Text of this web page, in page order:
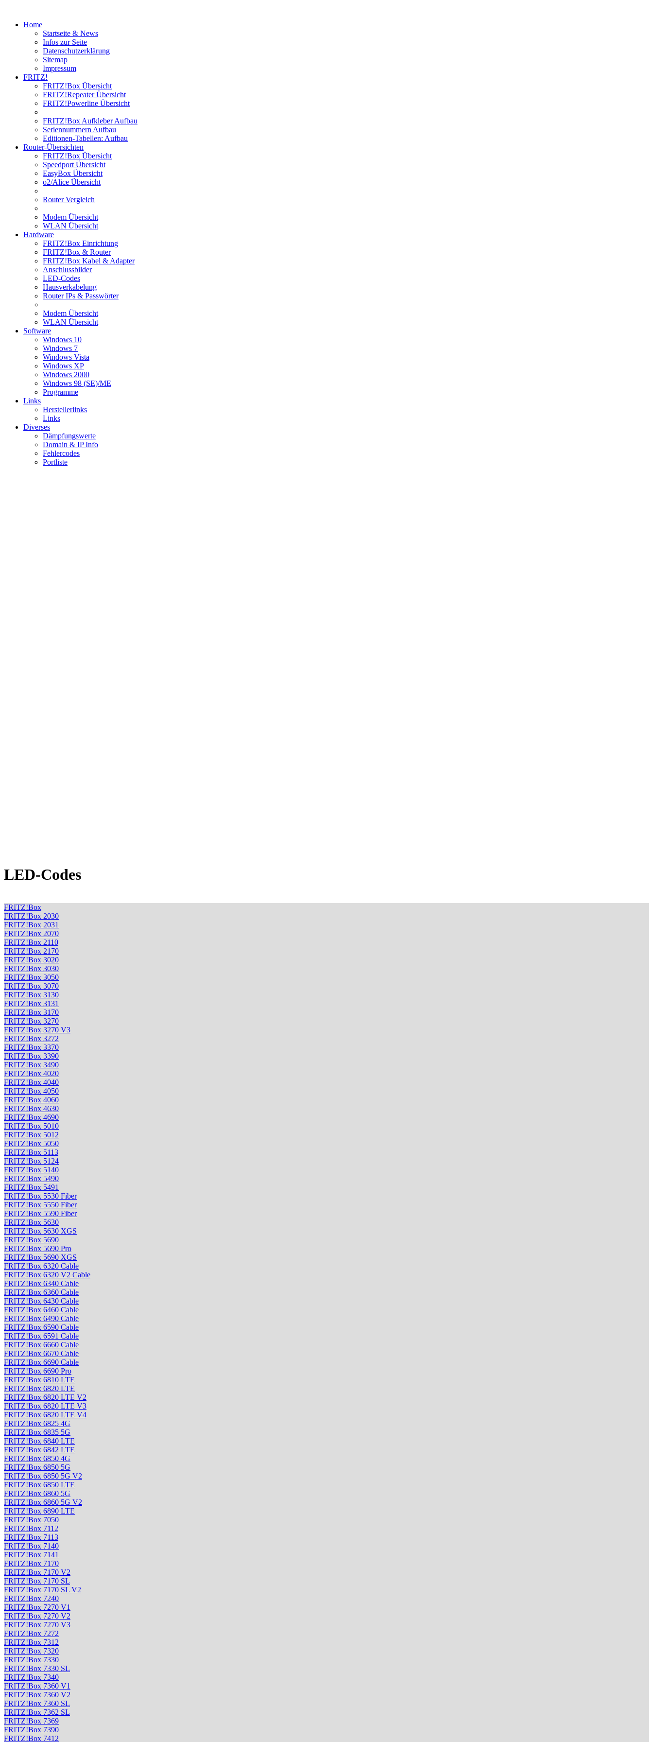
Home
Startseite & News
Infos zur Seite
Datenschutzerklärung
Sitemap
Impressum
FRITZ!
FRITZ!Box Übersicht
FRITZ!Repeater Übersicht
FRITZ!Powerline Übersicht
FRITZ!Box Aufkleber Aufbau
Seriennummern Aufbau
Editionen-Tabellen: Aufbau
Router-Übersichten
FRITZ!Box Übersicht
Speedport Übersicht
EasyBox Übersicht
o2/Alice Übersicht
Router Vergleich
Modem Übersicht
WLAN Übersicht
Hardware
FRITZ!Box Einrichtung
FRITZ!Box & Router
FRITZ!Box Kabel & Adapter
Anschlussbilder
LED-Codes
Hausverkabelung
Router IPs & Passwörter
Modem Übersicht
WLAN Übersicht
Software
Windows 10
Windows 7
Windows Vista
Windows XP
Windows 2000
Windows 98 (SE)/ME
Programme
Links
Herstellerlinks
Links
Diverses
Dämpfungswerte
Domain & IP Info
Fehlercodes
Portliste
LED-Codes
FRITZ!Box
FRITZ!Box 2030
FRITZ!Box 2031
FRITZ!Box 2070
FRITZ!Box 2110
FRITZ!Box 2170
FRITZ!Box 3020
FRITZ!Box 3030
FRITZ!Box 3050
FRITZ!Box 3070
FRITZ!Box 3130
FRITZ!Box 3131
FRITZ!Box 3170
FRITZ!Box 3270
FRITZ!Box 3270 V3
FRITZ!Box 3272
FRITZ!Box 3370
FRITZ!Box 3390
FRITZ!Box 3490
FRITZ!Box 4020
FRITZ!Box 4040
FRITZ!Box 4050
FRITZ!Box 4060
FRITZ!Box 4630
FRITZ!Box 4690
FRITZ!Box 5010
FRITZ!Box 5012
FRITZ!Box 5050
FRITZ!Box 5113
FRITZ!Box 5124
FRITZ!Box 5140
FRITZ!Box 5490
FRITZ!Box 5491
FRITZ!Box 5530 Fiber
FRITZ!Box 5550 Fiber
FRITZ!Box 5590 Fiber
FRITZ!Box 5630
FRITZ!Box 5630 XGS
FRITZ!Box 5690
FRITZ!Box 5690 Pro
FRITZ!Box 5690 XGS
FRITZ!Box 6320 Cable
FRITZ!Box 6320 V2 Cable
FRITZ!Box 6340 Cable
FRITZ!Box 6360 Cable
FRITZ!Box 6430 Cable
FRITZ!Box 6460 Cable
FRITZ!Box 6490 Cable
FRITZ!Box 6590 Cable
FRITZ!Box 6591 Cable
FRITZ!Box 6660 Cable
FRITZ!Box 6670 Cable
FRITZ!Box 6690 Cable
FRITZ!Box 6690 Pro
FRITZ!Box 6810 LTE
FRITZ!Box 6820 LTE
FRITZ!Box 6820 LTE V2
FRITZ!Box 6820 LTE V3
FRITZ!Box 6820 LTE V4
FRITZ!Box 6825 4G
FRITZ!Box 6835 5G
FRITZ!Box 6840 LTE
FRITZ!Box 6842 LTE
FRITZ!Box 6850 4G
FRITZ!Box 6850 5G
FRITZ!Box 6850 5G V2
FRITZ!Box 6850 LTE
FRITZ!Box 6860 5G
FRITZ!Box 6860 5G V2
FRITZ!Box 6890 LTE
FRITZ!Box 7050
FRITZ!Box 7112
FRITZ!Box 7113
FRITZ!Box 7140
FRITZ!Box 7141
FRITZ!Box 7170
FRITZ!Box 7170 V2
FRITZ!Box 7170 SL
FRITZ!Box 7170 SL V2
FRITZ!Box 7240
FRITZ!Box 7270 V1
FRITZ!Box 7270 V2
FRITZ!Box 7270 V3
FRITZ!Box 7272
FRITZ!Box 7312
FRITZ!Box 7320
FRITZ!Box 7330
FRITZ!Box 7330 SL
FRITZ!Box 7340
FRITZ!Box 7360 V1
FRITZ!Box 7360 V2
FRITZ!Box 7360 SL
FRITZ!Box 7362 SL
FRITZ!Box 7369
FRITZ!Box 7390
FRITZ!Box 7412